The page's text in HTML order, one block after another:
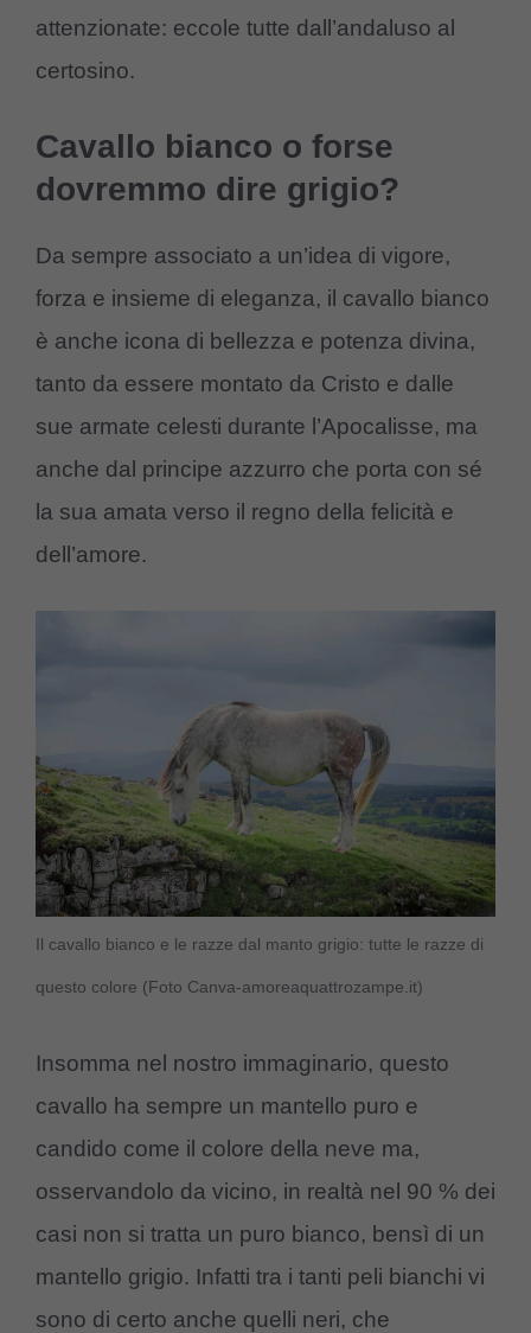
attenzionate: eccole tutte dall’andaluso al
certosino.
Cavallo bianco o forse
dovremmo dire grigio?
Da sempre associato a un’idea di vigore,
forza e insieme di eleganza, il cavallo bianco
è anche icona di bellezza e potenza divina,
tanto da essere montato da Cristo e dalle
sue armate celesti durante l’Apocalisse, ma
anche dal principe azzurro che porta con sé
la sua amata verso il regno della felicità e
dell’amore.
Il cavallo bianco e le razze dal manto grigio: tutte le razze di
questo colore (Foto Canva-amoreaquattrozampe.it)
Insomma nel nostro immaginario, questo
cavallo ha sempre un mantello puro e
candido come il colore della neve ma,
osservandolo da vicino, in realtà nel 90 % dei
casi non si tratta un puro bianco, bensì di un
mantello grigio. Infatti tra i tanti peli bianchi vi
sono di certo anche quelli neri, che